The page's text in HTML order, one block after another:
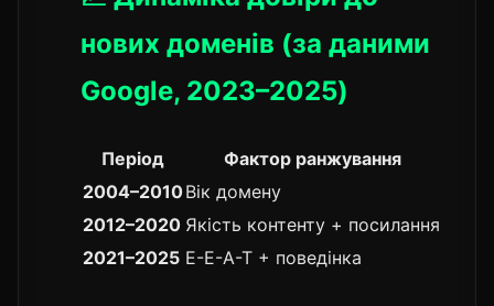
нових доменів (за даними
Google, 2023–2025)
Період
Фактор ранжування
2004–2010Вік домену
2012–2020 Якість контенту + посилання
2021–2025 E-E-A-T + поведінка